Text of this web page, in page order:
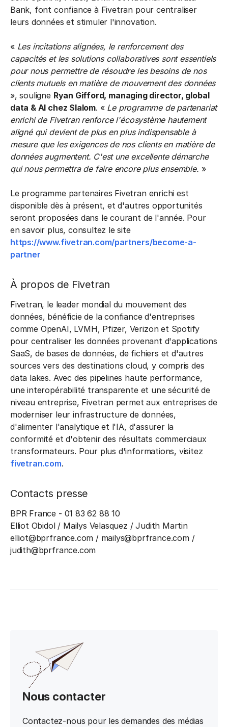
Bank, font confiance à Fivetran pour centraliser
leurs données et stimuler l'innovation.
« Les incitations alignées, le renforcement des
capacités et les solutions collaboratives sont essentiels
pour nous permettre de résoudre les besoins de nos
clients mutuels en matière de mouvement des données
», souligne Ryan Gifford, managing director, global
data & AI chez Slalom. « Le programme de partenariat
enrichi de Fivetran renforce l'écosystème hautement
aligné qui devient de plus en plus indispensable à
mesure que les exigences de nos clients en matière de
données augmentent. C'est une excellente démarche
qui nous permettra de faire encore plus ensemble. »
Le programme partenaires Fivetran enrichi est
disponible dès à présent, et d'autres opportunités
seront proposées dans le courant de l'année. Pour
en savoir plus, consultez le site
https://www.fivetran.com/partners/become-a-
partner
À propos de Fivetran
Fivetran, le leader mondial du mouvement des
données, bénéficie de la confiance d'entreprises
comme OpenAI, LVMH, Pfizer, Verizon et Spotify
pour centraliser les données provenant d'applications
SaaS, de bases de données, de fichiers et d'autres
sources vers des destinations cloud, y compris des
data lakes. Avec des pipelines haute performance,
une interopérabilité transparente et une sécurité de
niveau entreprise, Fivetran permet aux entreprises de
moderniser leur infrastructure de données,
d'alimenter l'analytique et l'IA, d'assurer la
conformité et d'obtenir des résultats commerciaux
transformateurs. Pour plus d'informations, visitez
fivetran.com.
Contacts presse
BPR France - 01 83 62 88 10
Elliot Obidol / Mailys Velasquez / Judith Martin
elliot@bprfrance.com / mailys@bprfrance.com /
judith@bprfrance.com
Nous contacter
Contactez-nous pour les demandes des médias